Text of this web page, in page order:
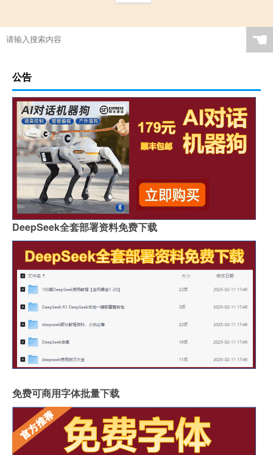
☚
公告
DeepSeek全套部署资料免费下载
免费可商用字体批量下载